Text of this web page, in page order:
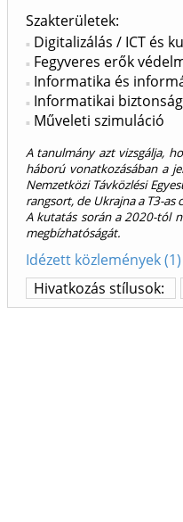
Szakterületek:
Digitalizálás / ICT és
Fegyveres erők
Informatika és
Informatikai biztonság
Műveleti szimuláció
A tanulmány azt vizsgálja,
háború vonatkozásában a
Nemzetközi Távközlési
rangsort, de Ukrajna a T3-
A kutatás során a 2020-tól
megbízhatóságát.
Idézett közlemények (1)
Hivatkozás stílusok: